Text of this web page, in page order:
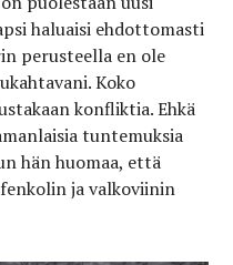
haluaisi ehdottomasti
perusteella en ole
Koko
konfliktia. Ehkä
tuntemuksia
hän huomaa, että
ja valkoviinin